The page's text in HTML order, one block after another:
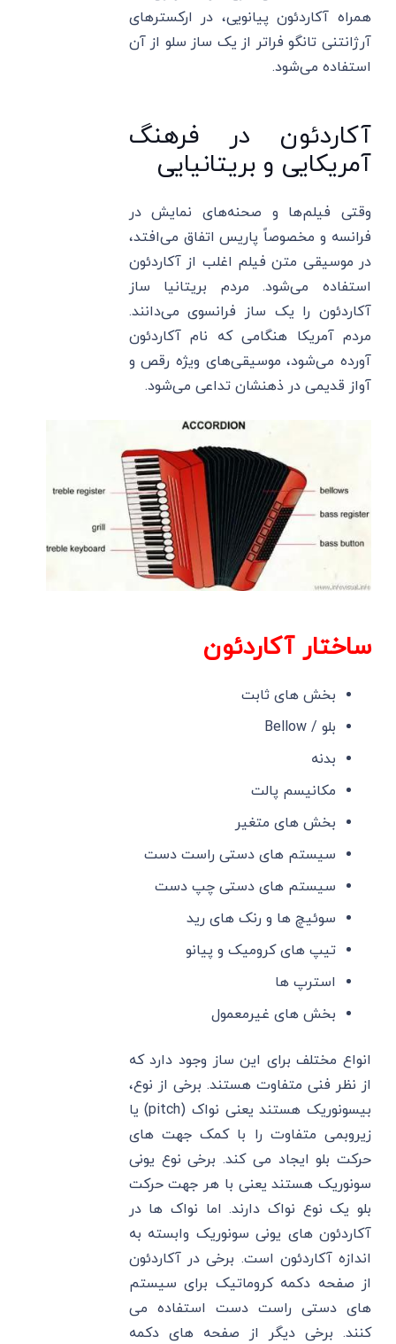
همراه آکاردئون پیانویی، در ارکسترهای
آرژانتنی تانگو فراتر از یک ساز سلو از آن
استفاده می‌شود.
آکاردئون در فرهنگ
آمریکایی و بریتانیایی
وقتی فیلم‌ها و صحنه‌های نمایش در
فرانسه و مخصوصاً پاریس اتفاق می‌افتد،
در موسیقی متن فیلم اغلب از آکاردئون
استفاده می‌شود. مردم بریتانیا ساز
آکاردئون را یک ساز فرانسوی می‌دانند.
مردم آمریکا هنگامی که نام آکاردئون
آورده می‌شود، موسیقی‌های ویژه رقص و
آواز قدیمی در ذهنشان تداعی می‌شود.
ساختار آکاردئون
بخش های ثابت
بلو / Bellow
بدنه
مکانیسم پالت
بخش های متغیر
سیستم های دستی راست دست
سیستم های دستی چپ دست
سوئیچ ها و رنک های رید
تیپ های کرومیک و پیانو
استرپ ها
بخش های غیرمعمول
انواع مختلف برای این ساز وجود دارد که
از نظر فنی متفاوت هستند. برخی از نوع،
بیسونوریک هستند یعنی نواک (pitch) یا
زیروبمی متفاوت را با کمک جهت های
حرکت بلو ایجاد می کند. برخی نوع یونی
سونوریک هستند یعنی با هر جهت حرکت
بلو یک نوع نواک دارند. اما نواک ها در
آکاردئون های یونی سونوریک وابسته به
اندازه آکاردئون است. برخی در آکاردئون
از صفحه دکمه کروماتیک برای سیستم
های دستی راست دست استفاده می
کنند. برخی دیگر از صفحه های دکمه